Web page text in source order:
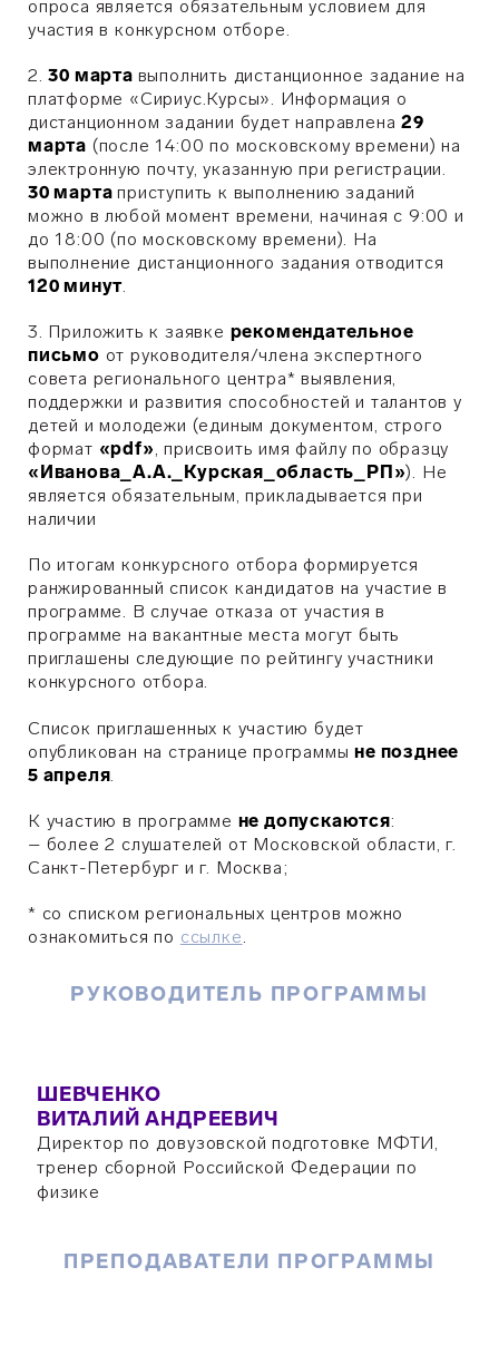
опроса является обязательным условием для
участия в конкурсном отборе.
2.30 марта выполнить дистанционное задание на
платформе «Сириус.Курсы». Информация о
дистанционном задании будет направлена29
марта (после 14:00 по московскому времени) на
электронную почту, указанную при регистрации.
30 мартаприступить к выполнению заданий
можно в любой момент времени, начиная с 9:00 и
до 18:00 (по московскому времени). На
выполнение дистанционного задания отводится
120 минут.
3. Приложить к заявке рекомендательное
письмо от руководителя/члена экспертного
совета регионального центра* выявления,
поддержки и развития способностей и талантов у
детей и молодежи (единым документом, строго
формат «pdf», присвоить имя файлу по образцу
«Иванова_А.А._Курская_область_РП»). Не
является обязательным, прикладывается при
наличии
По итогам конкурсного отбора формируется
ранжированный список кандидатов на участие в
программе. В случае отказа от участия в
программе на вакантные места могут быть
приглашены следующие по рейтингу участники
конкурсного отбора.
Список приглашенных к участию будет
опубликован на странице программыне позднее
5 апреля.
К участию в программе не допускаются:
– более 2 слушателей от Московской области, г.
Санкт-Петербург и г. Москва;
* со списком региональных центров можно
ознакомиться по ссылке.
РУКОВОДИТЕЛЬ ПРОГРАММЫ
ШЕВЧЕНКО
ВИТАЛИЙ АНДРЕЕВИЧ
Директор по довузовской подготовке МФТИ,
тренер сборной Российской Федерации по
физике
ПРЕПОДАВАТЕЛИ ПРОГРАММЫ